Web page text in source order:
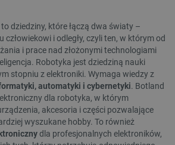
to dziedziny, które łączą dwa światy –
człowiekowi i odległy, czyli ten, w którym od
i prace nad złożonymi technologiami
Robotyka jest dziedziną nauki
stopniu z elektroniki. Wymaga wiedzy z
automatyki i cybernetyki. Botland
dla robotyka, w którym
akcesoria i części pozwalające
wyszukane hobby. To również
dla profesjonalnych elektroników,